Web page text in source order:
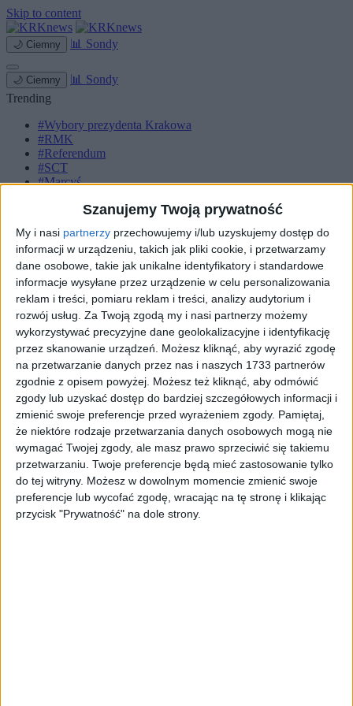
Szanujemy Twoją prywatność
My i nasi partnerzy przechowujemy i/lub uzyskujemy dostęp do
informacji w urządzeniu, takich jak pliki cookie, i przetwarzamy
dane osobowe, takie jak unikalne identyfikatory i standardowe
informacje wysyłane przez urządzenie w celu personalizowania
reklam i treści, pomiaru reklam i treści, analizy audytorium i
rozwój usług. Za Twoją zgodą my i nasi partnerzy możemy
wykorzystywać precyzyjne dane geolokalizacyjne i identyfikację
przez skanowanie urządzeń. Możesz kliknąć, aby wyrazić zgodę
na przetwarzanie danych przez nas i naszych 1733 partnerów
zgodnie z opisem powyżej. Możesz też kliknąć, aby odmówić
zgody lub uzyskać dostęp do bardziej szczegółowych informacji i
zmienić swoje preferencje przed wyrażeniem zgody. Pamiętaj,
że niektóre rodzaje przetwarzania danych osobowych mogą nie
wymagać Twojej zgody, ale masz prawo sprzeciwić się takiemu
przetwarzaniu. Twoje preferencje będą mieć zastosowanie tylko
do tej witryny. Możesz w dowolnym momencie zmienić swoje
preferencje lub wycofać zgodę, wracając na tę stronę i klikając
przycisk "Prywatność" na dole strony.
Skip to content
🌙 Ciemny 📊 Sondy
🌙 Ciemny 📊 Sondy
Trending
#Wybory prezydenta Krakowa
#RMK
#Referendum
#SCT
#Marcyś
Strona główna
Komunikacja
Zieleń
Inwestycje
Biznes
Sport
Małopolska
Kryminalne
Tag #centrum badawcze
#centrum badawcze
Biznes
Najnowsze
Sortuj:
Kategoria:
TOPBiznes · 14 kwi 2021